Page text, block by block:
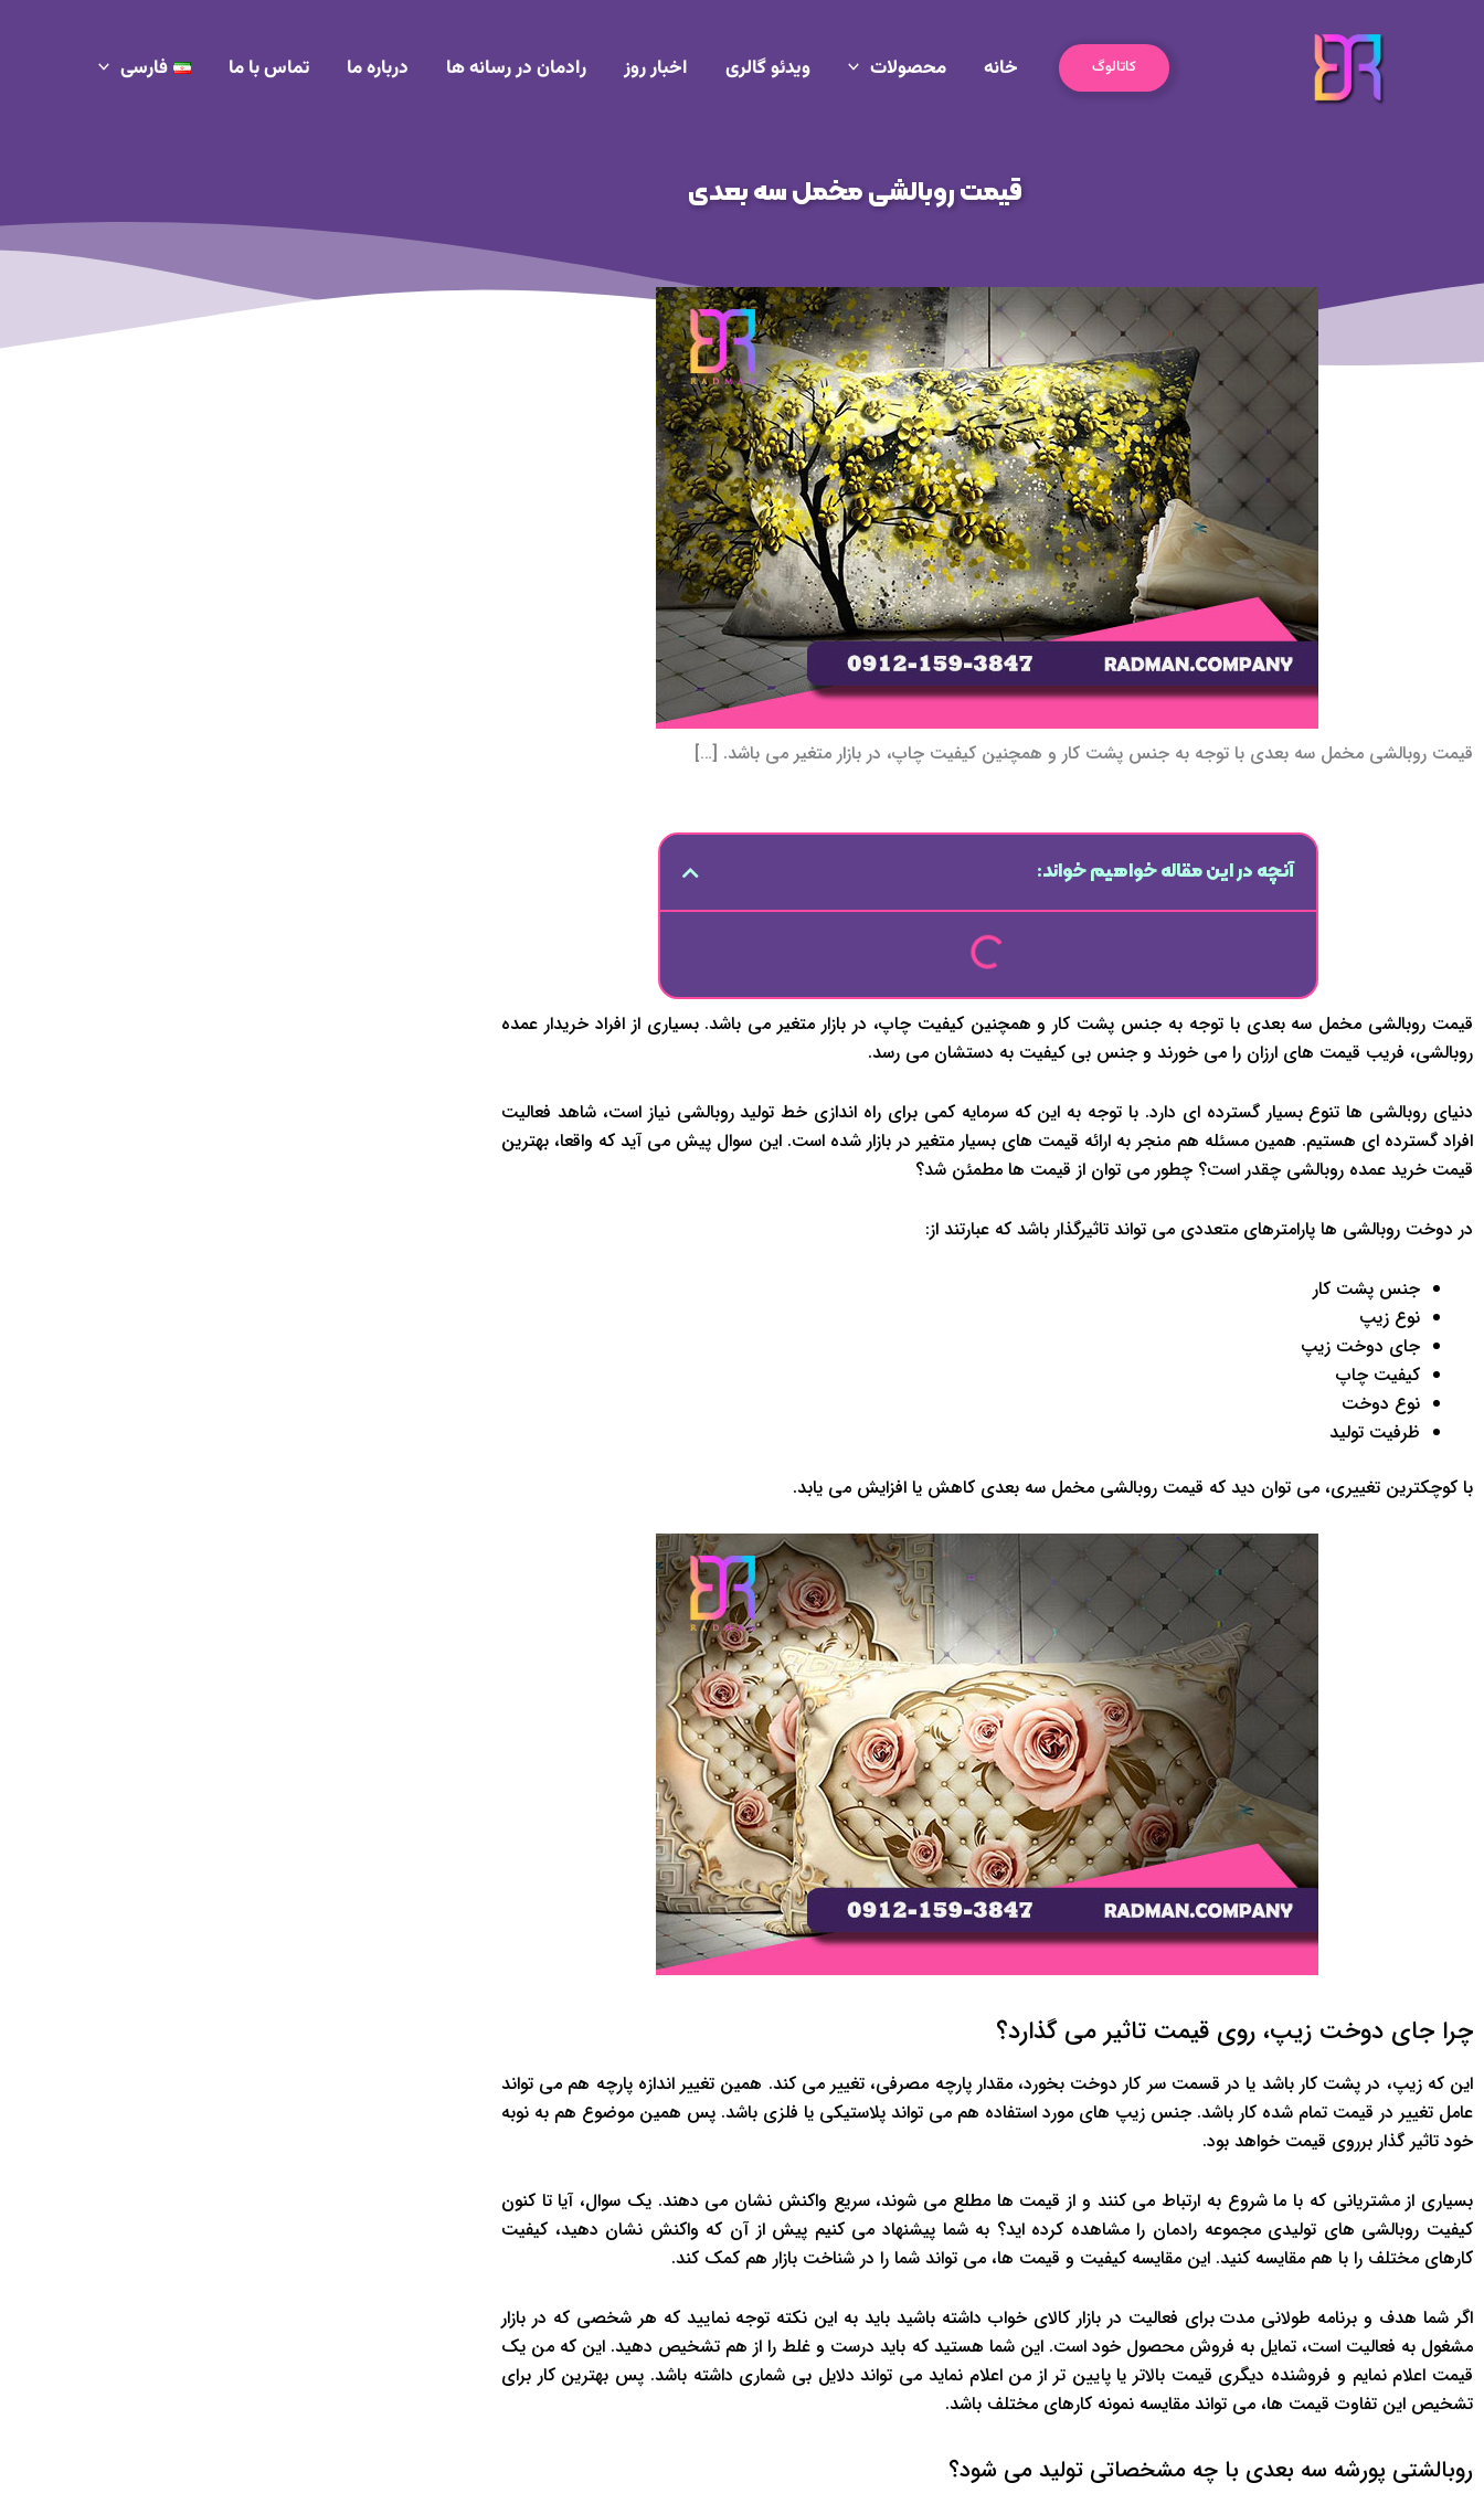
کاتالوگ خانه محصولات ویدئو گالری اخبار روز رادمان در رسانه ها درباره ما تماس با ما فارسی
قیمت روبالشی مخمل سه بعدی
قیمت روبالشی مخمل سه بعدی با توجه به جنس پشت کار و همچنین کیفیت چاپ، در بازار متغیر می باشد. […]
آنچه در این مقاله خواهیم خواند:
قیمت روبالشی مخمل سه بعدی با توجه به جنس پشت کار و همچنین کیفیت چاپ، در بازار متغیر می باشد. بسیاری از افراد خریدار عمده
روبالشی، فریب قیمت های ارزان را می خورند و جنس بی کیفیت به دستشان می رسد.
دنیای روبالشی ها تنوع بسیار گسترده ای دارد. با توجه به این که سرمایه کمی برای راه اندازی خط تولید روبالشی نیاز است، شاهد فعالیت
افراد گسترده ای هستیم. همین مسئله هم منجر به ارائه قیمت های بسیار متغیر در بازار شده است. این سوال پیش می آید که واقعا، بهترین
قیمت خرید عمده روبالشی چقدر است؟ چطور می توان از قیمت ها مطمئن شد؟
در دوخت روبالشی ها پارامترهای متعددی می تواند تاثیرگذار باشد که عبارتند از:
جنس پشت کار
نوع زیپ
جای دوخت زیپ
کیفیت چاپ
نوع دوخت
ظرفیت تولید
با کوچکترین تغییری، می توان دید که قیمت روبالشی مخمل سه بعدی کاهش یا افزایش می یابد.
چرا جای دوخت زیپ، روی قیمت تاثیر می گذارد؟
این که زیپ، در پشت کار باشد یا در قسمت سر کار دوخت بخورد، مقدار پارچه مصرفی، تغییر می کند. همین تغییر اندازه پارچه هم می تواند
عامل تغییر در قیمت تمام شده کار باشد. جنس زیپ های مورد استفاده هم می تواند پلاستیکی یا فلزی باشد. پس همین موضوع هم به نوبه
خود تاثیر گذار برروی قیمت خواهد بود.
بسیاری از مشتریانی که با ما شروع به ارتباط می کنند و از قیمت ها مطلع می شوند، سریع واکنش نشان می دهند. یک سوال، آیا تا کنون
کیفیت روبالشی های تولیدی مجموعه رادمان را مشاهده کرده اید؟ به شما پیشنهاد می کنیم پیش از آن که واکنش نشان دهید، کیفیت
کارهای مختلف را با هم مقایسه کنید. این مقایسه کیفیت و قیمت ها، می تواند شما را در شناخت بازار هم کمک کند.
اگر شما هدف و برنامه طولانی مدت برای فعالیت در بازار کالای خواب داشته باشید باید به این نکته توجه نمایید که هر شخصی که در بازار
مشغول به فعالیت است، تمایل به فروش محصول خود است. این شما هستید که باید درست و غلط را از هم تشخیص دهید. این که من یک
قیمت اعلام نمایم و فروشنده دیگری قیمت بالاتر یا پایین تر از من اعلام نماید می تواند دلایل بی شماری داشته باشد. پس بهترین کار برای
تشخیص این تفاوت قیمت ها، می تواند مقایسه نمونه کارهای مختلف باشد.
روبالشتی پورشه سه بعدی با چه مشخصاتی تولید می شود؟